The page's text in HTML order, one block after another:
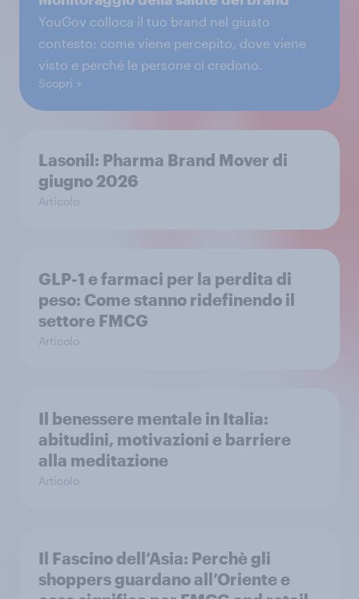
YouGov colloca il tuo brand nel giusto
contesto: come viene percepito, dove viene
visto e perché le persone ci credono.
Scopri
Lasonil: Pharma Brand Mover di
giugno 2026
Articolo
GLP-1 e farmaci per la perdita di
peso: Come stanno ridefinendo il
settore FMCG
Articolo
Il benessere mentale in Italia:
abitudini, motivazioni e barriere
alla meditazione
Articolo
Il Fascino dell’Asia: Perchè gli
shoppers guardano all’Oriente e